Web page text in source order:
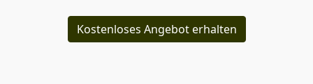
Kostenloses Angebot erhalten